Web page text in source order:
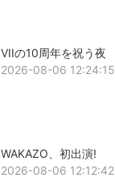
VIIの10周年を祝う夜
2026-08-06 12:24:15
WAKAZO、初出演!
2026-08-06 12:12:42